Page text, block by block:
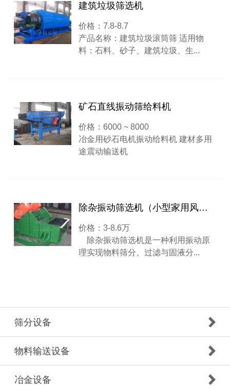
建筑垃圾筛选机
价格：7.8-8.7
产品名称：建筑垃圾滚筒筛 适用物
料：石料、砂子、建筑垃圾、生...
矿石直线振动筛给料机
价格：6000 ~ 8000
冶金用砂石电机振动给料机 建材多用
途震动输送机
除杂振动筛选机（小型家用风选机）
价格：3-8.6万
除杂振动筛选机是一种利用振动原
理实现物料筛分、过滤与固液分...
筛分设备
物料输送设备
冶金设备